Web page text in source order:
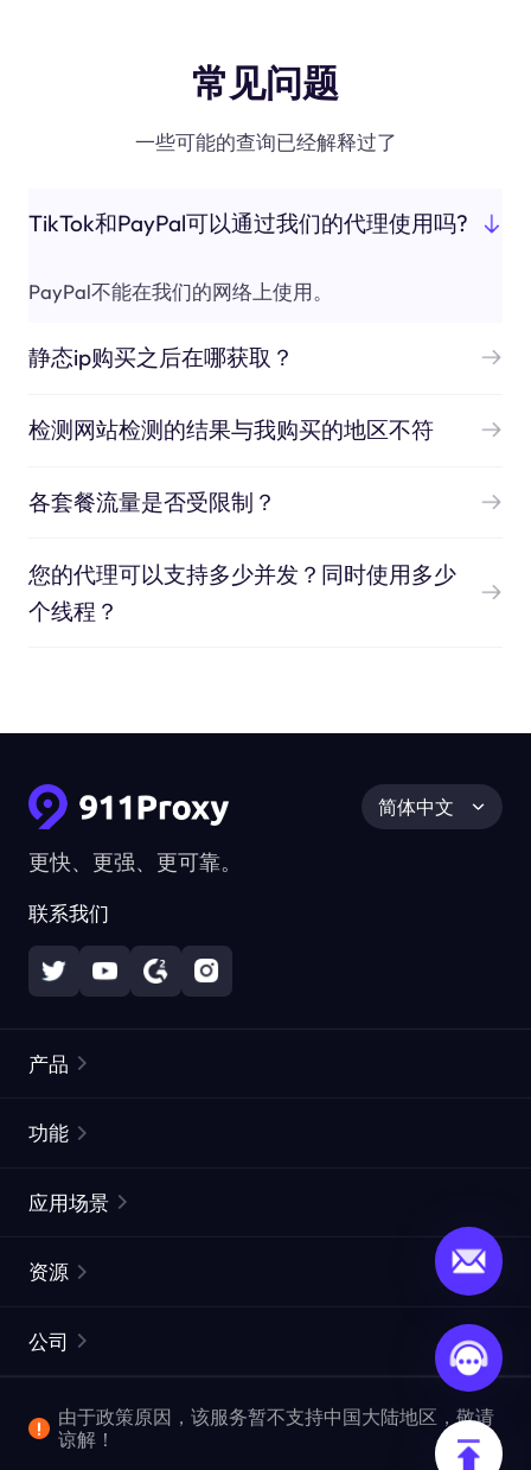
常见问题
一些可能的查询已经解释过了
TikTok和PayPal可以通过我们的代理使用吗?
PayPal不能在我们的网络上使用。
静态ip购买之后在哪获取？
检测网站检测的结果与我购买的地区不符
各套餐流量是否受限制？
您的代理可以支持多少并发？同时使用多少
个线程？
更快、更强、更可靠。
联系我们
简体中文
产品
静态住宅代理
网页抓取 API
视频下载 API
功能
ISP代理
ProxySite
应用场景
市场研究
爬行和索引
资源
常见问题解答
位置
公司
企业服务
由于政策原因，该服务暂不支持中国大陆地区，敬请
谅解！